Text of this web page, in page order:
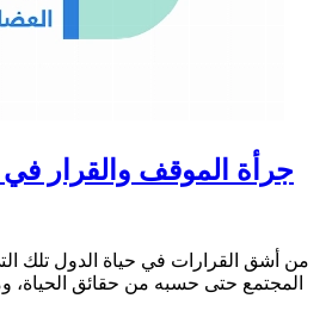
جرأة الموقف والقرار
من أشق القرارات في حياة الدول تلك
المجتمع حتى حسبه من حقائق الحياة،